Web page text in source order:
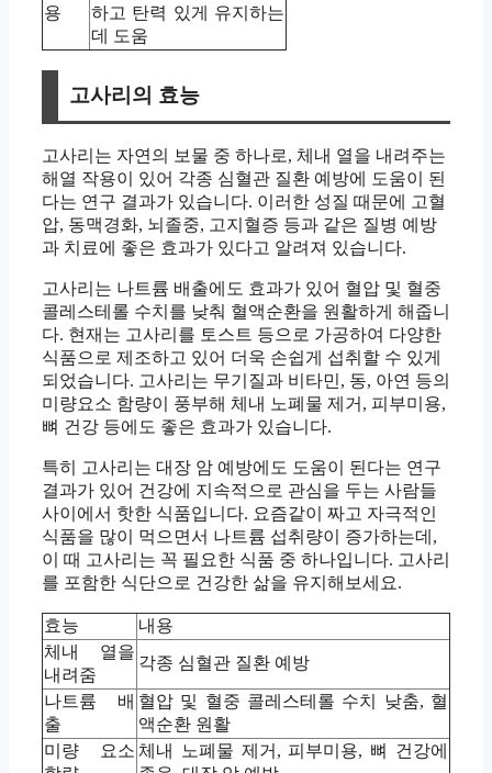
용
하고 탄력 있게 유지하는
데 도움
고사리의 효능
고사리는 자연의 보물 중 하나로, 체내 열을 내려주는
해열 작용이 있어 각종 심혈관 질환 예방에 도움이 된
다는 연구 결과가 있습니다. 이러한 성질 때문에 고혈
압, 동맥경화, 뇌졸중, 고지혈증 등과 같은 질병 예방
과 치료에 좋은 효과가 있다고 알려져 있습니다.
고사리는 나트륨 배출에도 효과가 있어 혈압 및 혈중
콜레스테롤 수치를 낮춰 혈액순환을 원활하게 해줍니
다. 현재는 고사리를 토스트 등으로 가공하여 다양한
식품으로 제조하고 있어 더욱 손쉽게 섭취할 수 있게
되었습니다. 고사리는 무기질과 비타민, 동, 아연 등의
미량요소 함량이 풍부해 체내 노폐물 제거, 피부미용,
뼈 건강 등에도 좋은 효과가 있습니다.
특히 고사리는 대장 암 예방에도 도움이 된다는 연구
결과가 있어 건강에 지속적으로 관심을 두는 사람들
사이에서 핫한 식품입니다. 요즘같이 짜고 자극적인
식품을 많이 먹으면서 나트륨 섭취량이 증가하는데,
이 때 고사리는 꼭 필요한 식품 중 하나입니다. 고사리
를 포함한 식단으로 건강한 삶을 유지해보세요.
효능
내용
체내 열을
내려줌
각종 심혈관 질환 예방
나트륨 배
출
혈압 및 혈중 콜레스테롤 수치 낮춤, 혈
액순환 원활
미량 요소 체내 노폐물 제거, 피부미용, 뼈 건강에